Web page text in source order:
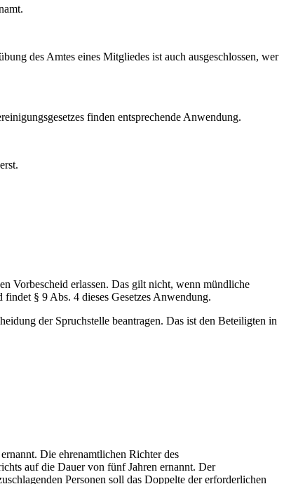
des Amtes eines Mitgliedes ist auch ausgeschlossen, wer
finden entsprechende Anwendung.
Vorbescheid erlassen. Das gilt nicht, wenn mündliche
§ 9 Abs. 4 dieses Gesetzes Anwendung.
der Spruchstelle beantragen. Das ist den Beteiligten in
Die ehrenamtlichen Richter des
auf die Dauer von fünf Jahren ernannt. Der
Personen soll das Doppelte der erforderlichen